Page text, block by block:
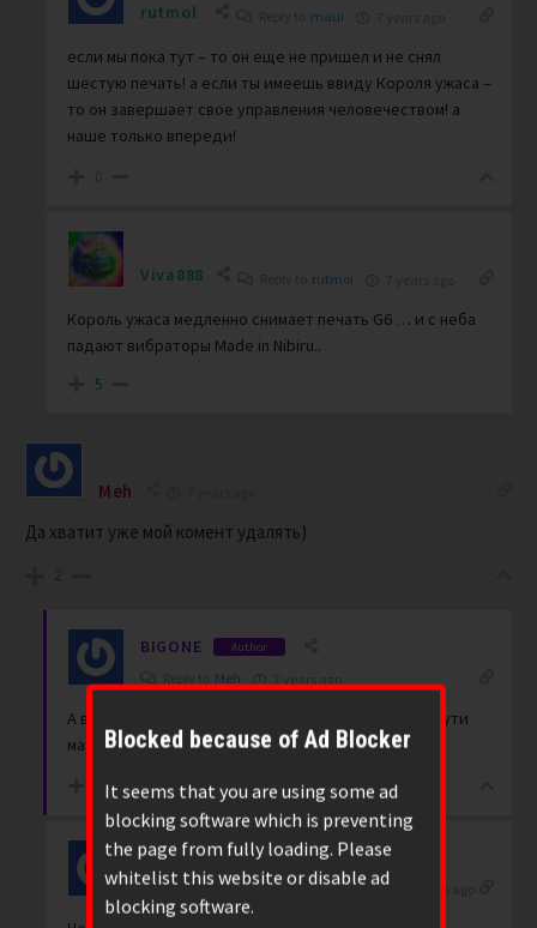
Blocked because of Ad Blocker
It seems that you are using some ad
blocking software which is preventing
the page from fully loading. Please
whitelist this website or disable ad
blocking software.
rutmol maui
если мы пока тут – то он еще не пришел и не снял
шестую печать! а если ты имеешь ввиду Короля ужаса –
то он завершает свое управления человечеством! а
наше только впереди!
Viva888 rutmol
Король ужаса медленно снимает печать G6 … и с неба
падают вибраторы Made in Nibiru..
5
Meh
Да хватит уже мой комент удалять)
2
BIGONE Author
Meh 7 years ago
А вы не наезжайте на читателей. Или пишите по сути
материала, или не пишите ничего.
4eburgen Reply toBIGONE